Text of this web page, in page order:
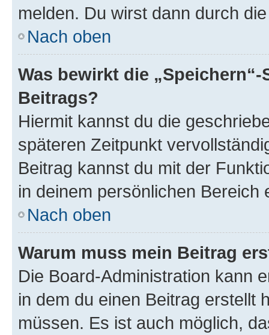
melden. Du wirst dann durch
Nach oben
Was bewirkt die
Beitrags?
Hiermit kannst du die
späteren Zeitpunkt
Beitrag kannst du mit der
in deinem persönlichen Bereich
Nach oben
Warum muss mein Beitrag
Die Board-Administration kann
in dem du einen Beitrag erstellt
müssen. Es ist auch möglich,